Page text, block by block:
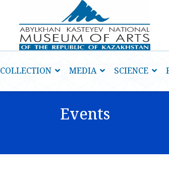
COLLECTION MEDIA SCIENCE
Events